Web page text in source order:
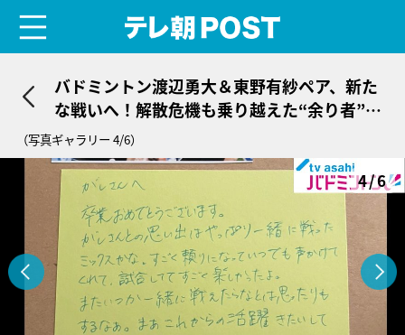
バドミントン渡辺勇大＆東野有紗ペア、新た
な戦いへ！解散危機も乗り越えた“余り者”同
士10年の「コンビ愛」
（写真ギャラリー 4/6）
4/6